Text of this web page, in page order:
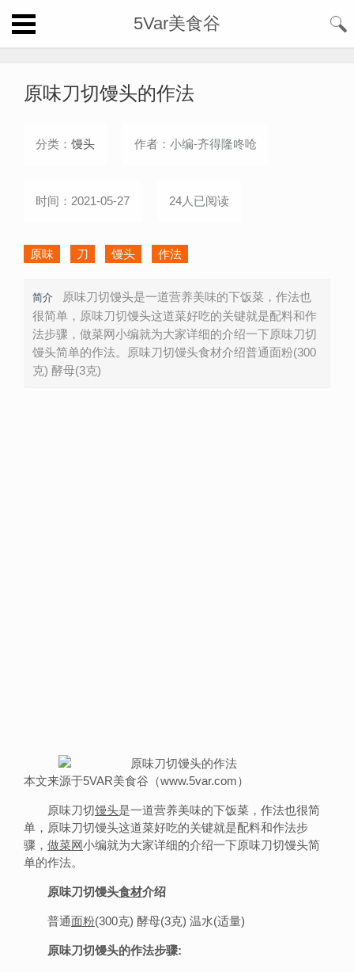
5Var美食谷
原味刀切馒头的作法
分类： 馒头 作者：小编-齐得隆咚呛
时间：2021-05-27 24人已阅读
原味 刀 馒头 作法
简介
原味刀切馒头是一道营养美味的下饭菜，作法也
很简单，原味刀切馒头这道菜好吃的关键就是配料和作
法步骤，做菜网小编就为大家详细的介绍一下原味刀切
馒头简单的作法。原味刀切馒头食材介绍普通面粉(300
克) 酵母(3克)
本文来源于5VAR美食谷（www.5var.com）
原味刀切馒头是一道营养美味的下饭菜，作法也很简
单，原味刀切馒头这道菜好吃的关键就是配料和作法步
骤， 做菜网小编就为大家详细的介绍一下原味刀切馒头简
单的作法。
原味刀切馒头食材介绍
普通面粉(300克) 酵母(3克) 温水(适量)
原味刀切馒头的作法步骤: